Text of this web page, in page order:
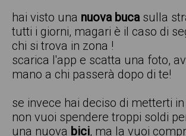
hai visto una nuova buca sulla
tutti i giorni, magari è il caso di
chi si trova in zona !
scarica l'app e scatta una foto,
mano a chi passerà dopo di te!
se invece hai deciso di metterti
non vuoi spendere troppi soldi
una nuova bici, ma la vuoi